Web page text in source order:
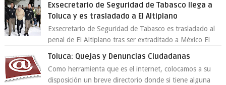
Exsecretario de Seguridad de Tabasco llega a
Toluca y es trasladado a El Altiplano
Exsecretario de Seguridad de Tabasco es trasladado al
penal de El Altiplano tras ser extraditado a México El
Toluca: Quejas y Denuncias Ciudadanas
Como herramienta que es el internet, colocamos a su
disposición un breve directorio donde si tiene alguna